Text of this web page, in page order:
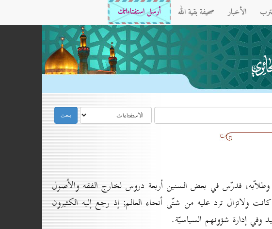
الأخبار صحيفة بقية الله أرسل استفتاءاتك
فدرّس في بعض السنين أربعة دروس لخارج الفقه والاُصول
ولاتزال ترد عليه من شتّى أنحاء العالم; إذ رجع إليه الكثيرون
إدارة شؤونهم السياسيّة.